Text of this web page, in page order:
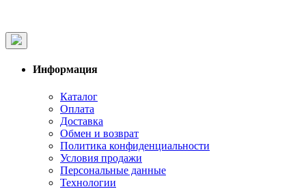
Информация
Каталог
Оплата
Доставка
Обмен и возврат
Политика конфиденциальности
Условия продажи
Персональные данные
Технологии